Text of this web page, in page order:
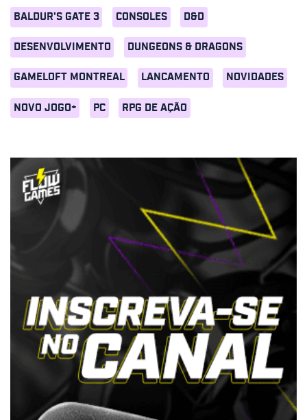
BALDUR'S GATE 3 CONSOLES D&D
DESENVOLVIMENTO DUNGEONS & DRAGONS
GAMELOFT MONTREAL LANCAMENTO NOVIDADES
NOVO JOGO+ PC RPG DE AÇÃO